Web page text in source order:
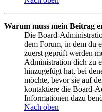
Warum muss mein Beitrag
Die Board-
dem Forum, in dem du
zuerst geprüft werden
Administration dich zu
hinzugefügt hat, bei
möchte, bevor sie auf
kontaktiere die Board-
Informationen dazu
Nach oben